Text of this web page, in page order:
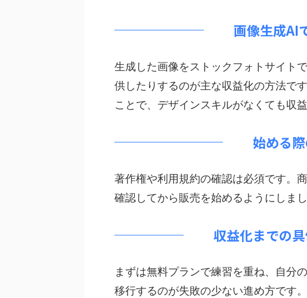
画像生成AI
生成した画像をストックフォトサイト
供したりするのが主な収益化の方法で
ことで、デザインスキルがなくても収
始める
著作権や利用規約の確認は必須です。
確認してから販売を始めるようにしまし
収益化までの
まずは無料プランで練習を重ね、自分
移行するのが失敗の少ない進め方です